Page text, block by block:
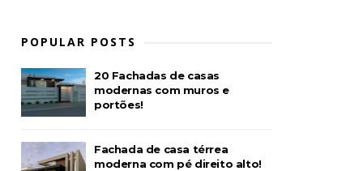
POPULAR POSTS
20 Fachadas de casas
modernas com muros e
portões!
Fachada de casa térrea
moderna com pé direito alto!